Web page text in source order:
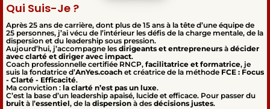
Qui Suis-Je ?
Après 25 ans de carrière, dont plus de 15 ans à la tête d’une équipe de
25 personnes, j’ai vécu de l’intérieur les défis de la charge mentale, de la
dispersion et du leadership sous pression.
Aujourd’hui, j’accompagne les dirigeants et entrepreneurs à décider
avec clarté et diriger avec impact.
Coach professionnelle certifiée RNCP, facilitatrice et formatrice, je
suis la fondatrice d’AnYes.coach et créatrice de la méthode FCE : Focus
- Clarté - Efficacité.
Ma conviction : la clarté n’est pas un luxe.
C’est la base d’un leadership apaisé, lucide et efficace. Pour passer du
bruit à l’essentiel, de la dispersion à des décisions justes.